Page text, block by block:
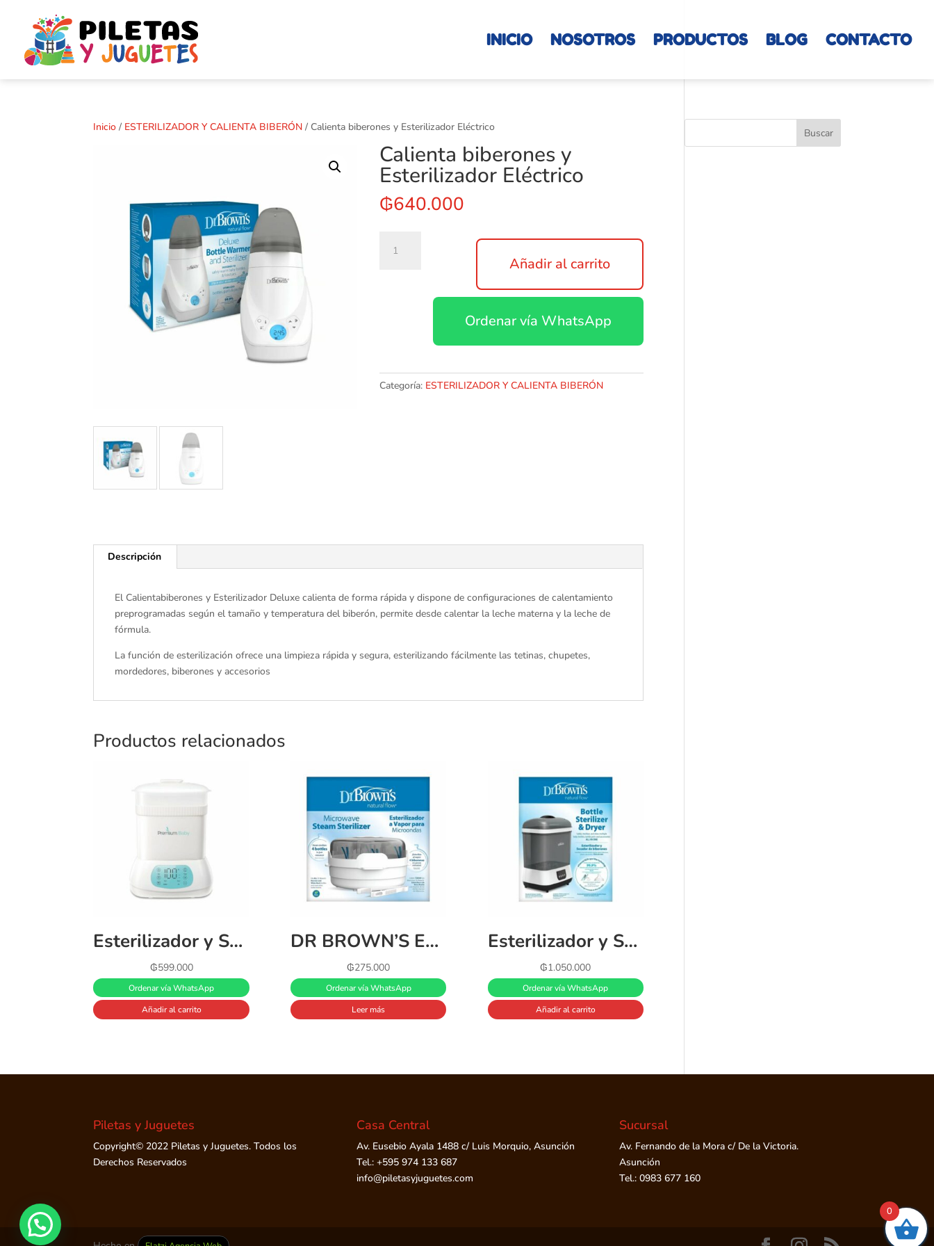
INICIO NOSOTROS PRODUCTOS BLOG CONTACTO
Inicio / ESTERILIZADOR Y CALIENTA BIBERÓN / Calienta biberones y Esterilizador Eléctrico
Calienta biberones y
Esterilizador Eléctrico
₲640.000
biberones
Añadir al carrito
Ordenar vía WhatsApp
Categoría: ESTERILIZADOR Y CALIENTA BIBERÓN
Descripción
El Calientabiberones y Esterilizador Deluxe calienta de forma rápida y dispone de configuraciones de calentamiento
preprogramadas según el tamaño y temperatura del biberón, permite desde calentar la leche materna y la leche de
fórmula.
La función de esterilización ofrece una limpieza rápida y segura, esterilizando fácilmente las tetinas, chupetes,
mordedores, biberones y accesorios
Productos relacionados
Esterilizador y Secador Eléctrico Premium Baby 3 en 1 110 V
₲599.000
Ordenar vía WhatsApp
Añadir al carrito
DR BROWN’S ESTERILIZADOR MICROONDAS
₲275.000
Ordenar vía WhatsApp
Leer más
Esterilizador y Secador Dr. Brown’s
₲1.050.000
Ordenar vía WhatsApp
Añadir al carrito
Piletas y Juguetes
Copyright© 2022 Piletas y Juguetes. Todos los
Derechos Reservados
Casa Central
Av. Eusebio Ayala 1488 c/ Luis Morquio, Asunción
Tel.: +595 974 133 687
info@piletasyjuguetes.com
Sucursal
Av. Fernando de la Mora c/ De la Victoria.
Asunción
Tel.: 0983 677 160
0